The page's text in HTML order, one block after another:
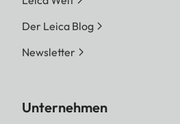
Der Leica Blog
Newsletter
Unternehmen